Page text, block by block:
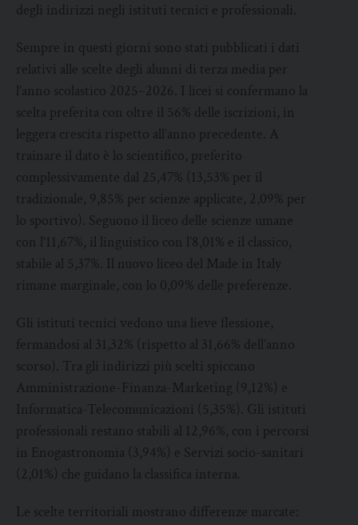
degli indirizzi negli istituti tecnici e professionali.
Sempre in questi giorni sono stati pubblicati i dati
relativi alle scelte degli alunni di terza media per
l’anno scolastico 2025–2026. I licei si confermano la
scelta preferita con oltre il 56% delle iscrizioni, in
leggera crescita rispetto all’anno precedente. A
trainare il dato è lo scientifico, preferito
complessivamente dal 25,47% (13,53% per il
tradizionale, 9,85% per scienze applicate, 2,09% per
lo sportivo). Seguono il liceo delle scienze umane
con l’11,67%, il linguistico con l’8,01% e il classico,
stabile al 5,37%. Il nuovo liceo del Made in Italy
rimane marginale, con lo 0,09% delle preferenze.
Gli istituti tecnici vedono una lieve flessione,
fermandosi al 31,32% (rispetto al 31,66% dell’anno
scorso). Tra gli indirizzi più scelti spiccano
Amministrazione-Finanza-Marketing (9,12%) e
Informatica-Telecomunicazioni (5,35%). Gli istituti
professionali restano stabili al 12,96%, con i percorsi
in Enogastronomia (3,94%) e Servizi socio-sanitari
(2,01%) che guidano la classifica interna.
Le scelte territoriali mostrano differenze marcate: